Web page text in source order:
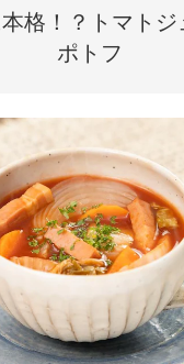
格！？トマト
ポトフ